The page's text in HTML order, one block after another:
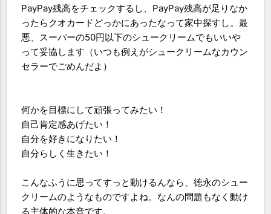
PayPay残高をチェックするし、PayPay残高が足りなか
ったらクオカードどっかにあったなって家中探すし。最
悪、スーパーの50円以下のシュークリームでもいいや
って妥協します（いつも例えがシュークリームなカウン
セラーでごめんだよ）
何かを目標にして頑張ってみたい！
自己肯定感あげたい！
自分を好きになりたい！
自分らしく生きたい！
こんなふうに思ってすっと動けるんなら、徳永のシュー
クリームのようなものですよね。なんの問題もなく動け
る主体的な本音です。